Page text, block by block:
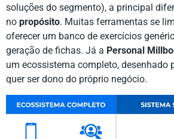
soluções do segmento), a principal
no propósito. Muitas ferramentas se
oferecer um banco de exercícios
geração de fichas. Já a Personal
um ecossistema completo, desenhado
quer ser dono do próprio negócio.